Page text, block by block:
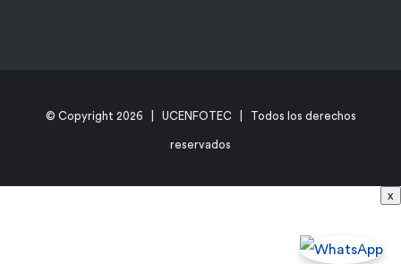
© Copyright 2026 | UCENFOTEC | Todos los derechos
reservados
x